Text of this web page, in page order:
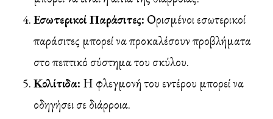
Εσωτερικοί Παράσιτες: Ορισμένοι εσωτερικοί
παράσιτες μπορεί να προκαλέσουν προβλήματα
στο πεπτικό σύστημα του σκύλου.
Κολίτιδα: Η φλεγμονή του εντέρου μπορεί να
οδηγήσει σε διάρροια.